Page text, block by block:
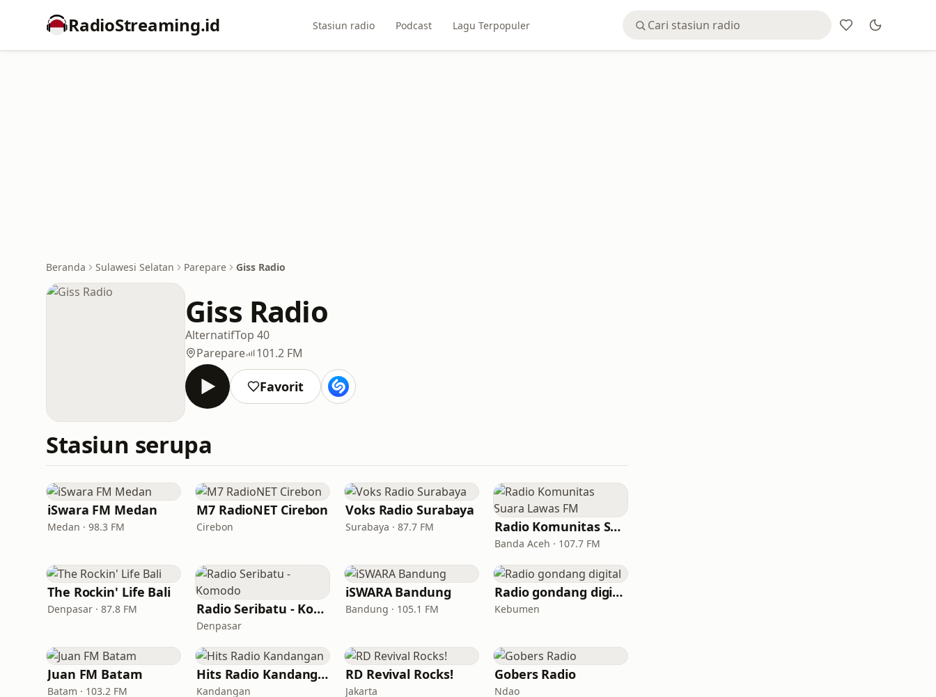
RadioStreaming.id Stasiun radio Podcast Lagu Terpopuler
Beranda Sulawesi Selatan Parepare Giss Radio
Giss Radio
AlternatifTop 40
Parepare
101.2 FM
Favorit
Stasiun serupa
iSwara FM Medan
Medan · 98.3 FM
M7 RadioNET Cirebon
Cirebon
Voks Radio Surabaya
Surabaya · 87.7 FM Radio Komunitas Suara Lawas FM
Banda Aceh · 107.7 FM
The Rockin' Life Bali
Denpasar · 87.8 FM Radio Seribatu - Komodo
Denpasar
iSWARA Bandung
Bandung · 105.1 FM
Radio gondang digital
Kebumen
Juan FM Batam
Batam · 103.2 FM
Hits Radio Kandangan
Kandangan
RD Revival Rocks!
Jakarta
Gobers Radio
Ndao